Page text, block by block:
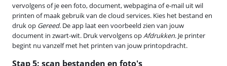
vervolgens of je een foto, document, webpagina of e-mail uit wil
printen of maak gebruik van de cloud services. Kies het bestand en
druk op Gereed. De app laat een voorbeeld zien van jouw
document in zwart-wit. Druk vervolgens opAfdrukken. Je printer
begint nu vanzelf met het printen van jouw printopdracht.
Stap 5: scan bestanden en foto's